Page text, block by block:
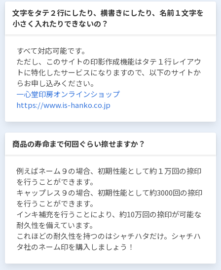
文字をタテ２行にしたり、横書きにしたり、名前１文字を
小さく入れたりできないの？
すべて対応可能です。
ただし、このサイトの印影作成機能はタテ１行レイアウ
トに特化したサービスになりますので、以下のサイトか
らお申し込みください。
一心堂印房オンラインショップ
https://www.is-hanko.co.jp
商品の寿命まで何回ぐらい捺せますか？
例えばネーム９の場合、初期性能として約１万回の捺印
を行うことができます。
キャップレス９の場合、初期性能として約3000回の捺印
を行うことができます。
インキ補充を行うことにより、約10万回の捺印が可能な
耐久性を備えています。
これほどの耐久性を持つのはシャチハタだけ。シャチハ
タ社のネーム印を購入しましょう！